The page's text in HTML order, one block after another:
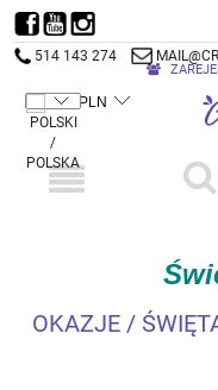
514 143 274
OKAZJE /